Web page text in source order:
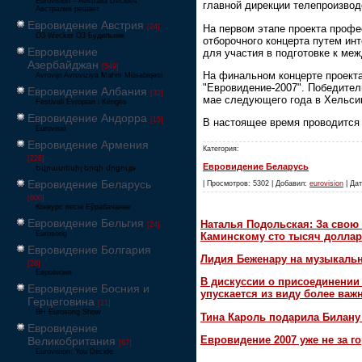
Австралия решает
Евровидение Австрия [24]
Ö3-Wecker Ö3 Будильник
Евровидение
Азербайджан [549]
Avrovijn Avroviziya Mahnı Müsabiqəsi
Евровидение Албания [32]
Festivali Evropian i Këngës
Евровидение Андорра [15]
Eurovisió
Евровидение Армения
[228]
Եվրատեսիլ երգի մրցույթ
Евровидение Беларусь
[600]
Конкурс песні Еўрабачанне
Евровидение Бельгия [24]
Eurosong
Евровидение Болгария
[26]
Евровизия
Евровидение Босния и
Герцеговина [21]
BH Eurosong Show
Евровидение
Великобритания [67]
Eurovision: You Decide
главной дирекции
На первом этапе проекта
отборочного концерта путем
для участия в подготовке к
На финальном концерте
"Евровидение-2007".
мае следующего года в
В настоящее время
Категория:
Евровидение Беларусь
| Просмотров: 5302 | Добавил: eurovision |
Наталья Подольская: За свою
Каминскому сто тысяч
Лидия Беженару на
В дискуссии о
упускается из виду более
Тина Кароль подарила
Евровидение 2007 уже не за